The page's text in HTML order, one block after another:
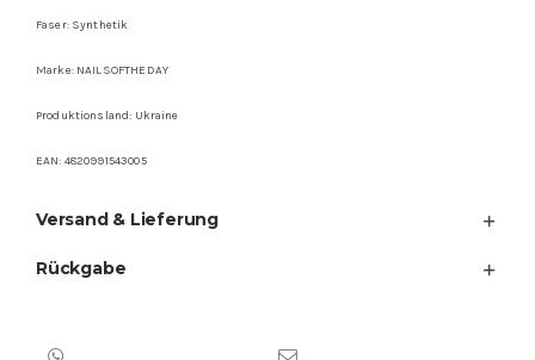
Faser: Synthetik
Marke: NAILSOFTHEDAY
Produktionsland: Ukraine
EAN: 4820991543005
Versand & Lieferung
Rückgabe